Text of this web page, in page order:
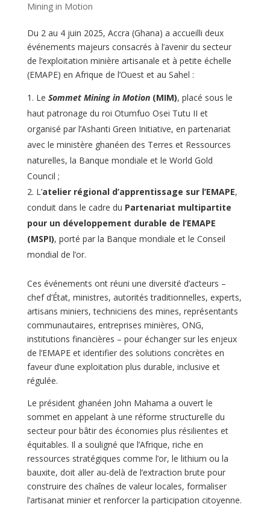
Mining in Motion
Du 2 au 4 juin 2025, Accra (Ghana) a accueilli deux
événements majeurs consacrés à l’avenir du secteur
de l’exploitation minière artisanale et à petite échelle
(EMAPE) en Afrique de l’Ouest et au Sahel :
Le Sommet Mining in Motion(MIM), placé sous le
haut patronage du roi Otumfuo Osei Tutu II et
organisé par l’Ashanti Green Initiative, en partenariat
avec le ministère ghanéen des Terres et Ressources
naturelles, la Banque mondiale et le World Gold
Council ;
L’atelier régional d’apprentissage sur l’EMAPE,
conduit dans le cadre du Partenariat multipartite
pour un développement durable de l’EMAPE
(MSPI), porté par la Banque mondiale et le Conseil
mondial de l’or.
Ces événements ont réuni une diversité d’acteurs –
chef d’État, ministres, autorités traditionnelles, experts,
artisans miniers, techniciens des mines, représentants
communautaires, entreprises minières, ONG,
institutions financières – pour échanger sur les enjeux
de l’EMAPE et identifier des solutions concrètes en
faveur d’une exploitation plus durable, inclusive et
régulée.
Le président ghanéen John Mahama a ouvert le
sommet en appelant à une réforme structurelle du
secteur pour bâtir des économies plus résilientes et
équitables. Il a souligné que l’Afrique, riche en
ressources stratégiques comme l’or, le lithium ou la
bauxite, doit aller au-delà de l’extraction brute pour
construire des chaînes de valeur locales, formaliser
l’artisanat minier et renforcer la participation citoyenne.